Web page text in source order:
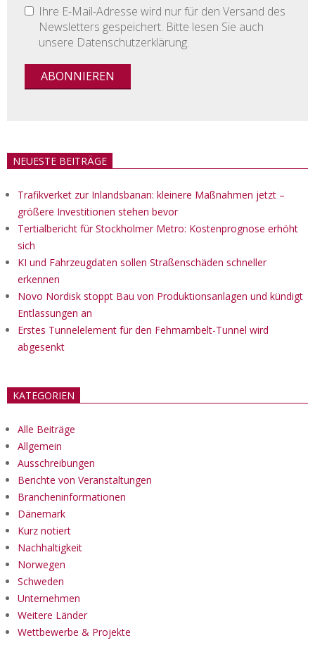
Ihre E-Mail-Adresse wird nur für den Versand des
Newsletters gespeichert. Bitte lesen Sie auch
unsere Datenschutzerklärung.
NEUESTE BEITRÄGE
Trafikverket zur Inlandsbanan: kleinere Maßnahmen jetzt –
größere Investitionen stehen bevor
Tertialbericht für Stockholmer Metro: Kostenprognose erhöht
sich
KI und Fahrzeugdaten sollen Straßenschäden schneller
erkennen
Novo Nordisk stoppt Bau von Produktionsanlagen und kündigt
Entlassungen an
Erstes Tunnelelement für den Fehmarnbelt-Tunnel wird
abgesenkt
KATEGORIEN
Alle Beiträge
Allgemein
Ausschreibungen
Berichte von Veranstaltungen
Brancheninformationen
Dänemark
Kurz notiert
Nachhaltigkeit
Norwegen
Schweden
Unternehmen
Weitere Länder
Wettbewerbe & Projekte